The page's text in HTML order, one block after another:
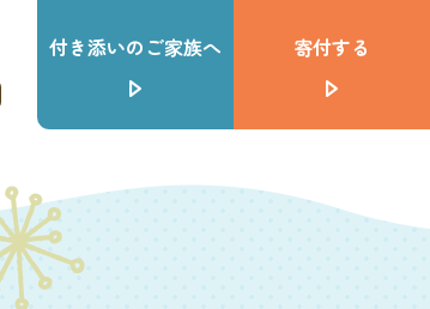
付き添いのご家族へ 寄付する